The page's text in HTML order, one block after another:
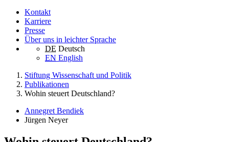
Kontakt
Karriere
Presse
Über uns in leichter Sprache
DE Deutsch
EN English
Stiftung Wissenschaft und Politik
Publikationen
Wohin steuert Deutschland?
Annegret Bendiek
Jürgen Neyer